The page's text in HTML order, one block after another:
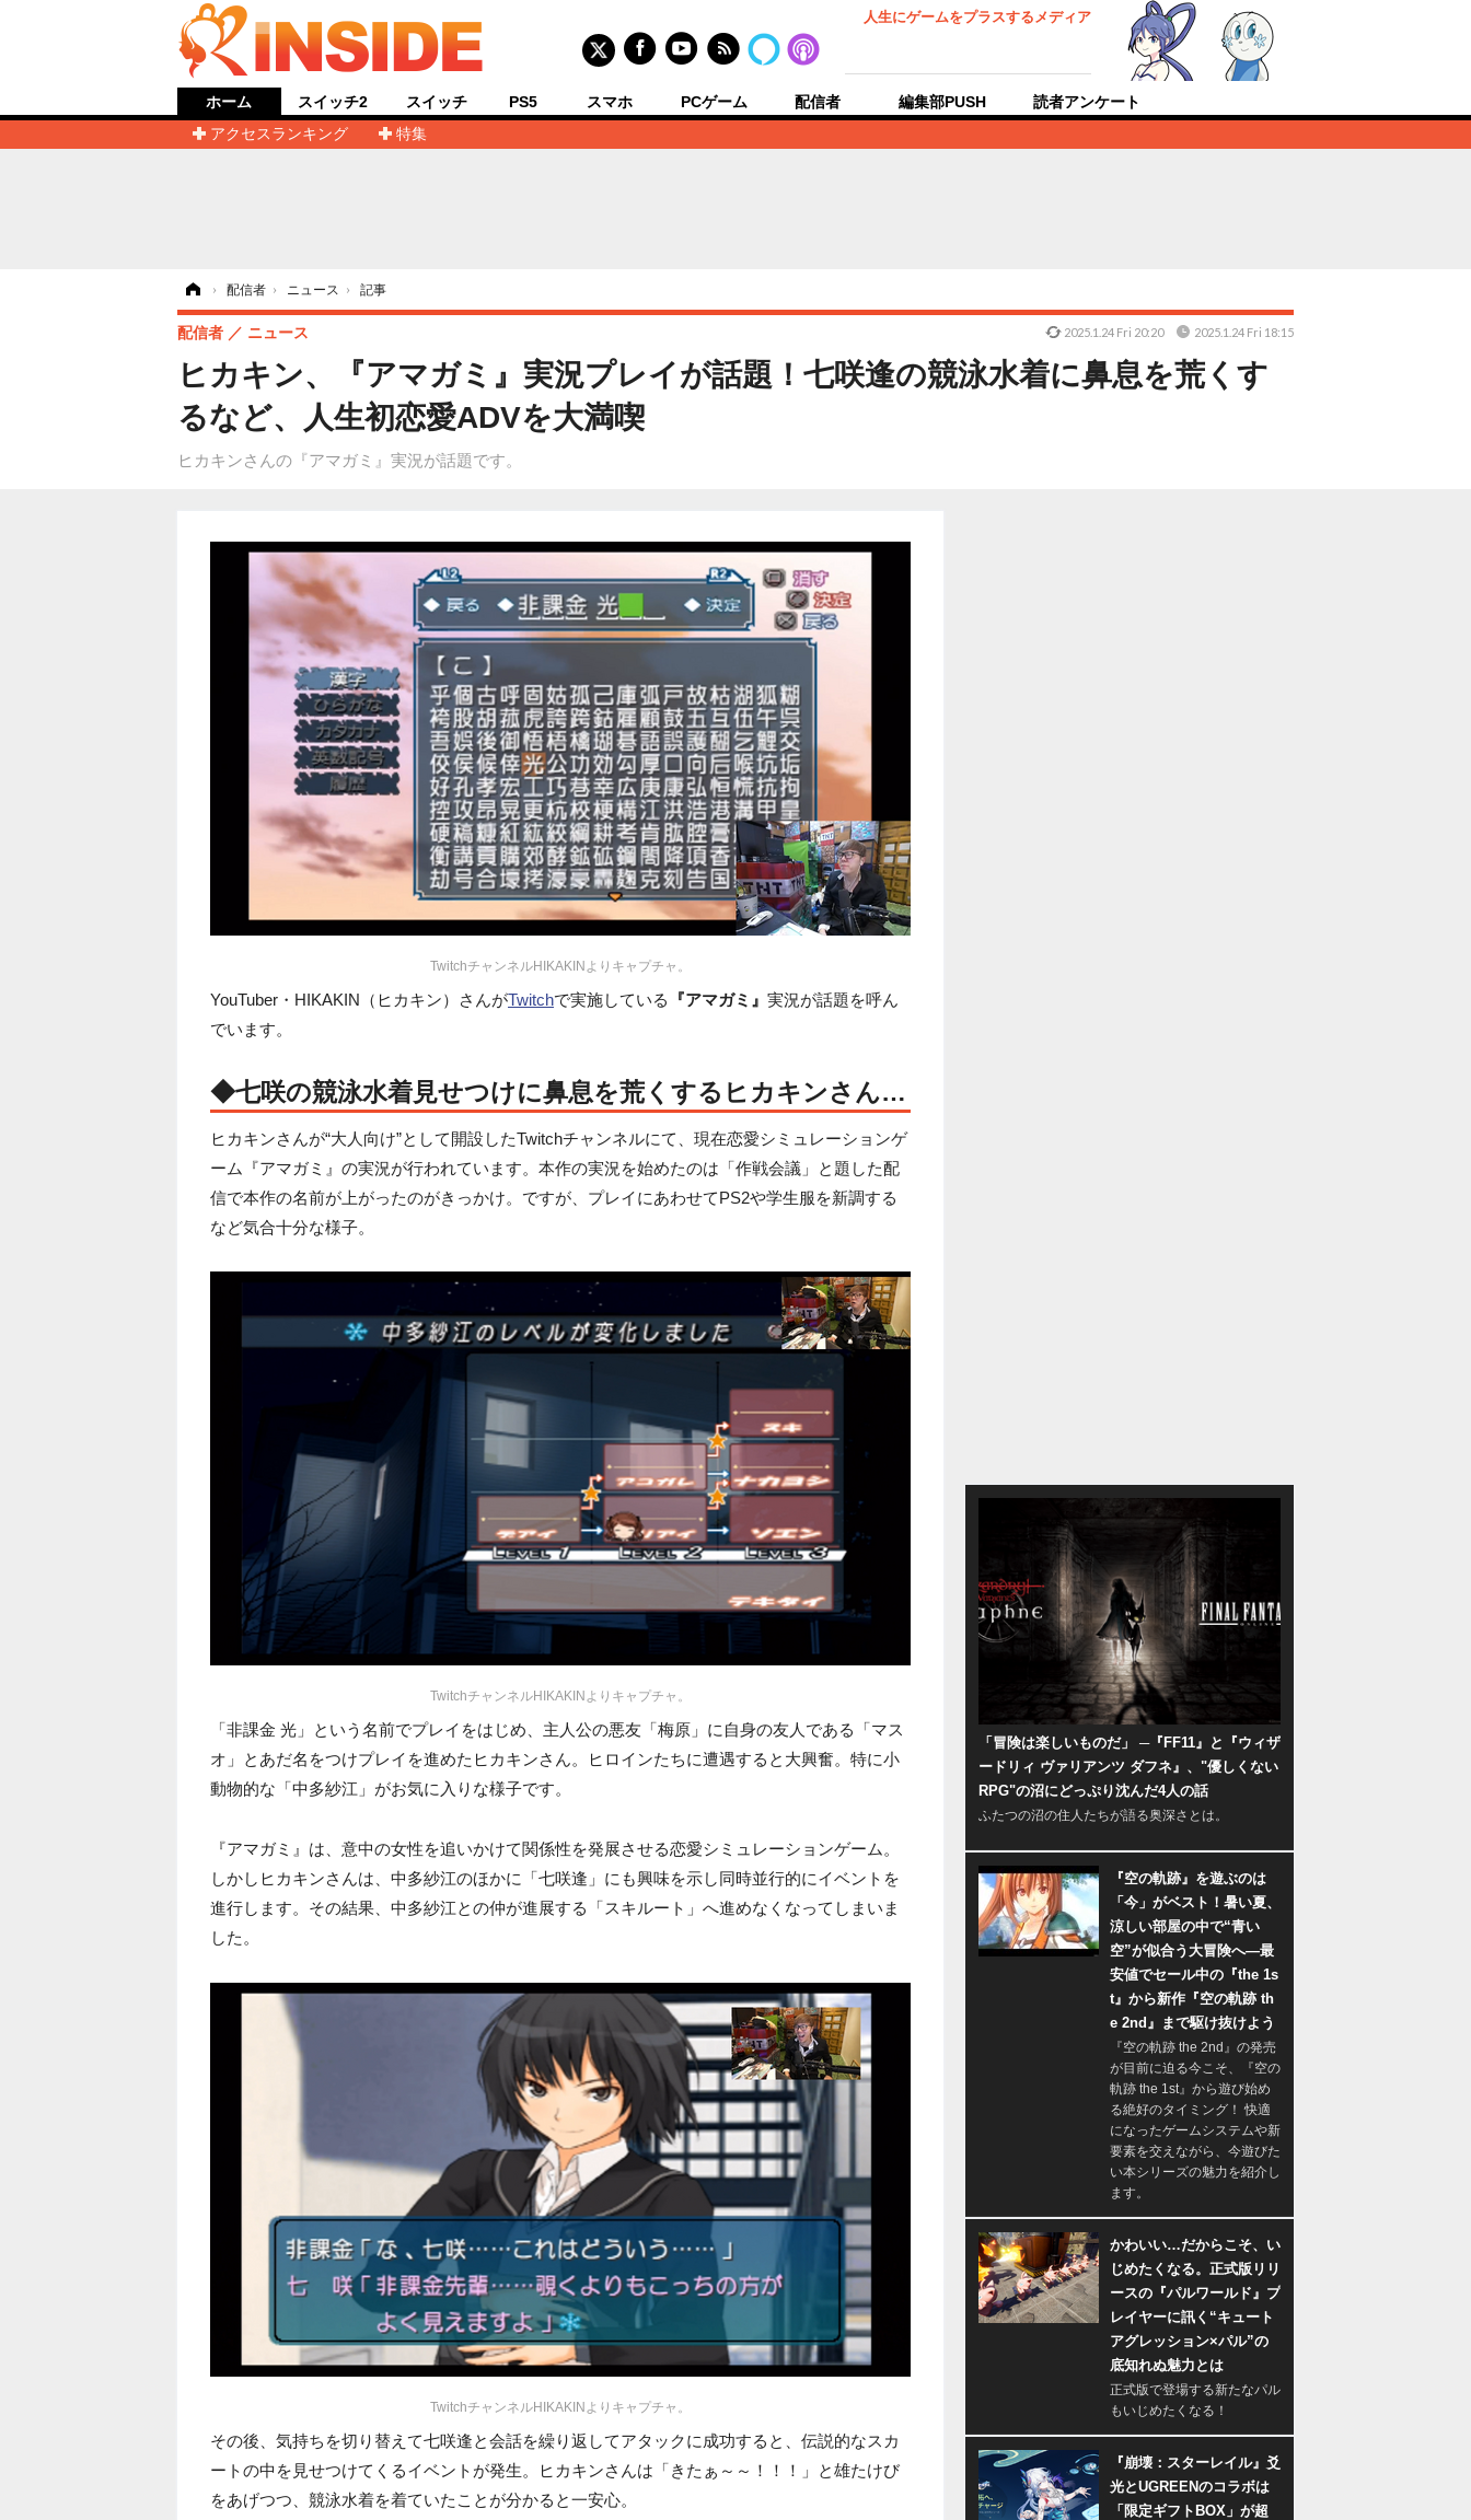
人生にゲームをプラスするメディア
ホーム
アクセスランキング
特集
スイッチ2 スイッチ PS5 スマホ PCゲーム 配信者 編集部PUSH 読者アンケート
› 配信者 › ニュース › 記事
ヒカキン、『アマガミ』実況プレイが話題！七咲逢の競泳水着に鼻息を荒くす
るなど、人生初恋愛ADVを大満喫
ヒカキンさんの『アマガミ』実況が話題です。
配信者 ニュース 2025.1.24 Fri 20:20 2025.1.24 Fri 18:15
TwitchチャンネルHIKAKINよりキャプチャ。
YouTuber・HIKAKIN（ヒカキン）さんがTwitchで実施している 『アマガミ』 実況が話題を呼ん
でいます。
◆七咲の競泳水着見せつけに鼻息を荒くするヒカキンさん…
ヒカキンさんが“大人向け”として開設したTwitchチャンネルにて、現在恋愛シミュレーションゲ
ーム『アマガミ』の実況が行われています。本作の実況を始めたのは「作戦会議」と題した配
信で本作の名前が上がったのがきっかけ。ですが、プレイにあわせてPS2や学生服を新調する
など気合十分な様子。
TwitchチャンネルHIKAKINよりキャプチャ。
「非課金 光」という名前でプレイをはじめ、主人公の悪友「梅原」に自身の友人である「マス
オ」とあだ名をつけプレイを進めたヒカキンさん。ヒロインたちに遭遇すると大興奮。特に小
動物的な「中多紗江」がお気に入りな様子です。
『アマガミ』は、意中の女性を追いかけて関係性を発展させる恋愛シミュレーションゲーム。
しかしヒカキンさんは、中多紗江のほかに「七咲逢」にも興味を示し同時並行的にイベントを
進行します。その結果、中多紗江との仲が進展する「スキルート」へ進めなくなってしまいま
した。
TwitchチャンネルHIKAKINよりキャプチャ。
その後、気持ちを切り替えて七咲逢と会話を繰り返してアタックに成功すると、伝説的なスカ
ートの中を見せつけてくるイベントが発生。ヒカキンさんは「きたぁ～～！！！」と雄たけび
をあげつつ、競泳水着を着ていたことが分かると一安心。
「冒険は楽しいものだ」 ─『FF11』と『ウィザ
ードリィ ヴァリアンツ ダフネ』、"優しくない
RPG"の沼にどっぷり沈んだ4人の話
ふたつの沼の住人たちが語る奥深さとは。
『空の軌跡』を遊ぶのは
「今」がベスト！暑い夏、
涼しい部屋の中で“青い
空”が似合う大冒険へ―最
安値でセール中の『the 1s
t』から新作『空の軌跡 th
e 2nd』まで駆け抜けよう
『空の軌跡 the 2nd』の発売
が目前に迫る今こそ、『空の
軌跡 the 1st』から遊び始め
る絶好のタイミング！ 快適
になったゲームシステムや新
要素を交えながら、今遊びた
い本シリーズの魅力を紹介し
ます。
かわいい…だからこそ、い
じめたくなる。正式版リリ
ースの『パルワールド』プ
レイヤーに訊く“キュート
アグレッション×パル”の
底知れぬ魅力とは
正式版で登場する新たなパル
もいじめたくなる！
『崩壊：スターレイル』爻
光とUGREENのコラボは
「限定ギフトBOX」が超